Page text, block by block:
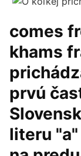
comes
khams
prvú
literu